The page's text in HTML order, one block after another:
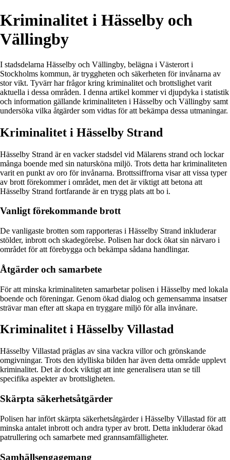
Kriminalitet i Hässelby och
Vällingby
I stadsdelarna Hässelby och Vällingby, belägna i Västerort i
Stockholms kommun, är tryggheten och säkerheten för invånarna av
stor vikt. Tyvärr har frågor kring kriminalitet och brottslighet varit
aktuella i dessa områden. I denna artikel kommer vi djupdyka i statistik
och information gällande kriminaliteten i Hässelby och Vällingby samt
undersöka vilka åtgärder som vidtas för att bekämpa dessa utmaningar.
Kriminalitet i Hässelby Strand
Hässelby Strand är en vacker stadsdel vid Mälarens strand och lockar
många boende med sin natursköna miljö. Trots detta har kriminaliteten
varit en punkt av oro för invånarna. Brottssiffrorna visar att vissa typer
av brott förekommer i området, men det är viktigt att betona att
Hässelby Strand fortfarande är en trygg plats att bo i.
Vanligt förekommande brott
De vanligaste brotten som rapporteras i Hässelby Strand inkluderar
stölder, inbrott och skadegörelse. Polisen har dock ökat sin närvaro i
området för att förebygga och bekämpa sådana handlingar.
Åtgärder och samarbete
För att minska kriminaliteten samarbetar polisen i Hässelby med lokala
boende och föreningar. Genom ökad dialog och gemensamma insatser
strävar man efter att skapa en tryggare miljö för alla invånare.
Kriminalitet i Hässelby Villastad
Hässelby Villastad präglas av sina vackra villor och grönskande
omgivningar. Trots den idylliska bilden har även detta område upplevt
kriminalitet. Det är dock viktigt att inte generalisera utan se till
specifika aspekter av brottsligheten.
Skärpta säkerhetsåtgärder
Polisen har infört skärpta säkerhetsåtgärder i Hässelby Villastad för att
minska antalet inbrott och andra typer av brott. Detta inkluderar ökad
patrullering och samarbete med grannsamfälligheter.
Samhällsengagemang